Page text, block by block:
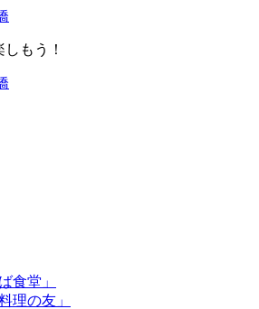
もう！
食堂」
理の友」